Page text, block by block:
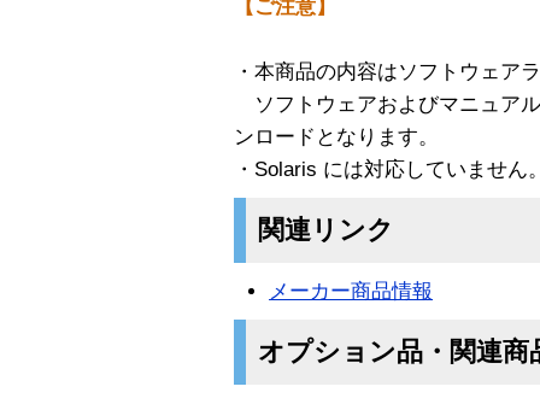
【ご注意】
・本商品の内容はソフトウェア
ソフトウェアおよびマニュア
ンロードとなります。
・Solaris には対応していません
関連リンク
メーカー商品情報
オプション品・関連商